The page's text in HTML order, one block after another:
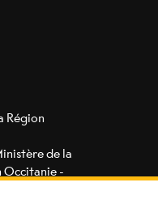
Région
de la
Occitanie -